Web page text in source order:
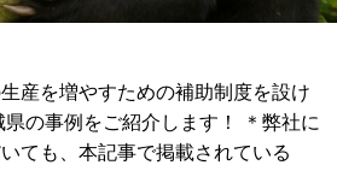
産を増やすための補助制度を設け
の事例をご紹介します！ ＊弊社に
ても、本記事で掲載されている